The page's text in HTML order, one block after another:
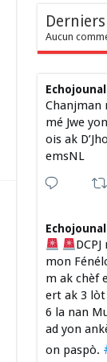
Aucun
Echojounal
Chanjman
mé Jwe
ois ak
emsNL
Echojounal
mon
m ak chèf
ert ak 3 lòt
6 la nan
ad yon
on paspò.